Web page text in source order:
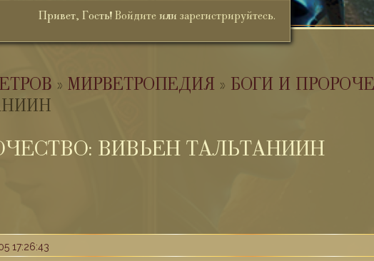
Привет, Гость! Войдите или зарегистрируйтесь.
» МИРВЕТРОПЕДИЯ » БОГИ И
ВИВЬЕН ТАЛЬТАНИИН
17:26:43